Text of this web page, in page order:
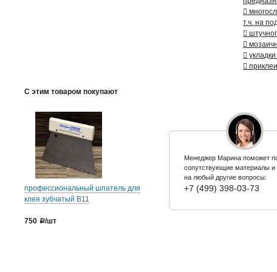

т.ч. на




С этим товаром покупают
профессиональный шпатель для
клея зубчатый B11
750 a/шт
Менеджер Марина поможет
сопутствующие материалы и
на любый другие вопросы:
+7 (499) 398-03-73